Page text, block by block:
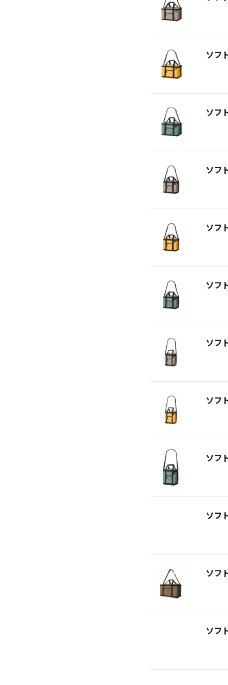
ソフ
ソフ
ソフ
ソフ
ソフ
ソフ
ソフ
ソフ
ソフ
ソフ
ソフ